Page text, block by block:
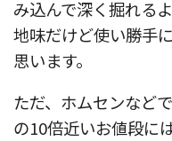
み込んで深く掘れる
地味だけど使い勝手
思います。
ただ、ホムセンなど
の10倍近いお値段に